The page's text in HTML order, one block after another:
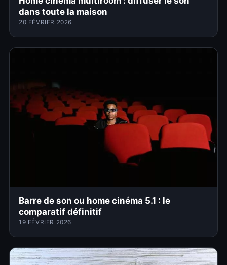
dans toute la maison
20 FÉVRIER 2026
Barre de son ou home cinéma 5.1 : le
comparatif définitif
19 FÉVRIER 2026